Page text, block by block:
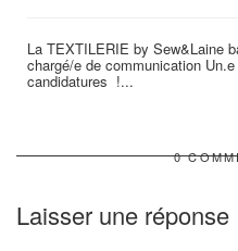
La TEXTILERIE by Sew&Laine
chargé/e de communication
candidatures !...
0
Laisser une réponse